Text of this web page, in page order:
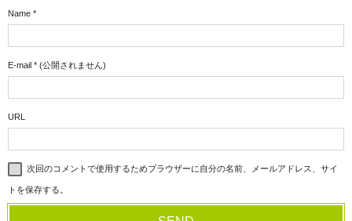
Name *
E-mail * (公開されません)
URL
次回のコメントで使用するためブラウザーに自分の名前、メールアドレス、サイ
トを保存する。